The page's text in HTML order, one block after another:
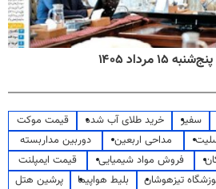
مرداد ۱۴۰۵
سفیر خرید طلای آب شده
قیمت موکت
مداحی اربعین
دوربین مداربسته
فروش مواد شیمیایی
قیمت ایمپلنت
تیزهوشان بلیط هواپیما
پرشین هتل